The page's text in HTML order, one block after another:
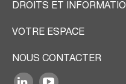
DROITS ET
VOTRE ESPACE
NOUS CONTACTER